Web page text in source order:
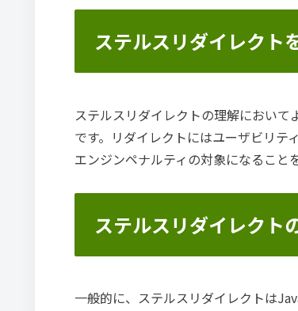
ステルスリダイレクト
ステルスリダイレクトの理解におい
です。リダイレクトにはユーザビリテ
エンジンペナルティの対象になること
ステルスリダイレクト
一般的に、ステルスリダイレクトは